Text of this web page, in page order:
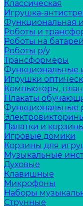
Классическая
Игрушка-
Функциональная
Роботы и
Роботы на
Роботы р/у
Трансформеры
Функциональные
Игрушки
Компьютеры,
Плакаты
Функциональные
Палатки и
Игровые домики
Корзины для
Музыкальные
Духовые
Клавишные
Микрофоны
Наборы
Струнные